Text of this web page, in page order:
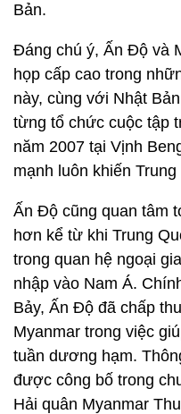
Bản.
Đáng chú ý, Ấn Độ và
họp cấp cao trong
này, cùng với Nhật
từng tổ chức cuộc tập
năm 2007 tại Vịnh
mạnh luôn khiến
Ấn Độ cũng quan tâm
hơn kể từ khi Trung
trong quan hệ ngoại
nhập vào Nam Á.
Bảy, Ấn Độ đã chấp
Myanmar trong việc
tuần dương hạm.
được công bố trong
Hải quân Myanmar